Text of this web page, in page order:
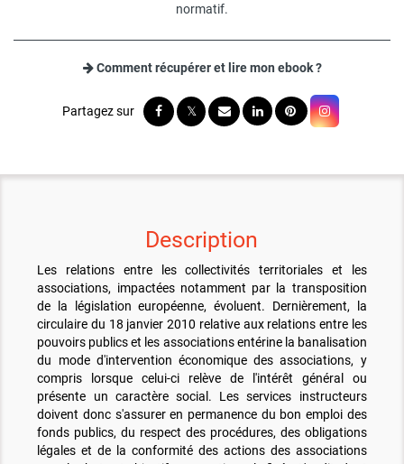
normatif.
Comment récupérer et lire mon ebook ?
Description
Les relations entre les collectivités territoriales et les
associations, impactées notamment par la transposition
de la législation européenne, évoluent. Dernièrement, la
circulaire du 18 janvier 2010 relative aux relations entre les
pouvoirs publics et les associations entérine la banalisation
du mode d'intervention économique des associations, y
compris lorsque celui-ci relève de l'intérêt général ou
présente un caractère social. Les services instructeurs
doivent donc s'assurer en permanence du bon emploi des
fonds publics, du respect des procédures, des obligations
légales et de la conformité des actions des associations